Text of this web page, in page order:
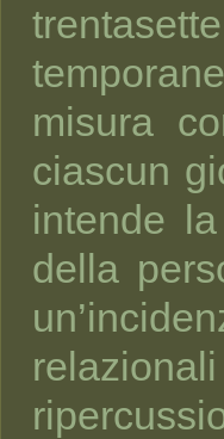
misura
ciascun
intende
della